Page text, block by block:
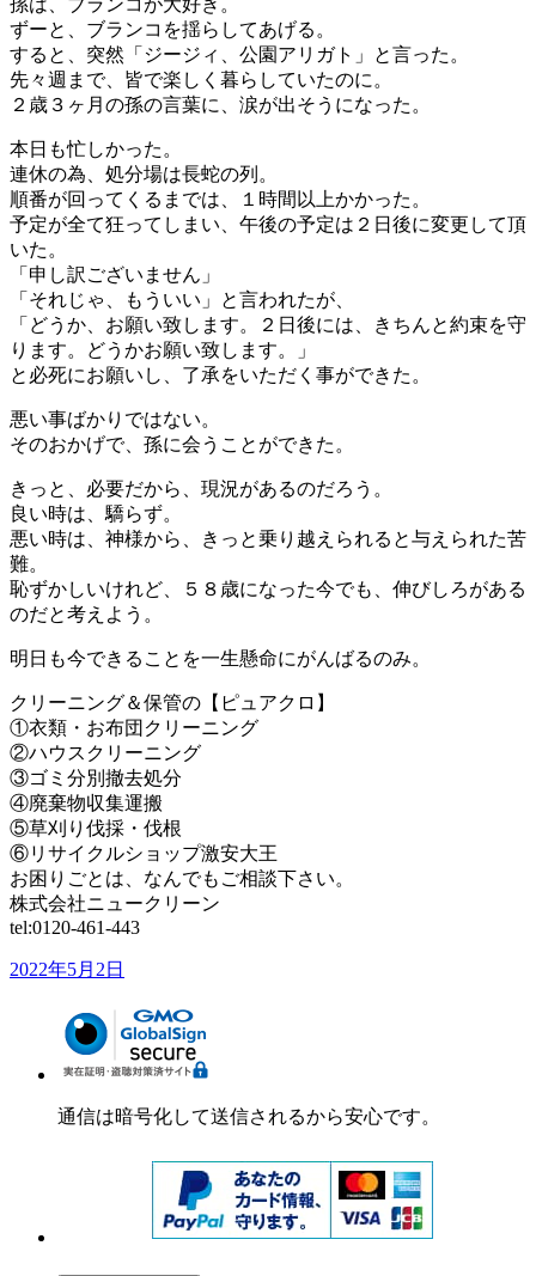
孫は、ブランコが大好き。
ずーと、ブランコを揺らしてあげる。
すると、突然「ジージィ、公園アリガト」と言った。
先々週まで、皆で楽しく暮らしていたのに。
２歳３ヶ月の孫の言葉に、涙が出そうになった。
本日も忙しかった。
連休の為、処分場は長蛇の列。
順番が回ってくるまでは、１時間以上かかった。
予定が全て狂ってしまい、午後の予定は２日後に変更して頂
いた。
「申し訳ございません」
「それじゃ、もういい」と言われたが、
「どうか、お願い致します。２日後には、きちんと約束を守
ります。どうかお願い致します。」
と必死にお願いし、了承をいただく事ができた。
悪い事ばかりではない。
そのおかげで、孫に会うことができた。
きっと、必要だから、現況があるのだろう。
良い時は、驕らず。
悪い時は、神様から、きっと乗り越えられると与えられた苦
難。
恥ずかしいけれど、５８歳になった今でも、伸びしろがある
のだと考えよう。
明日も今できることを一生懸命にがんばるのみ。
クリーニング＆保管の【ピュアクロ】
①衣類・お布団クリーニング
②ハウスクリーニング
③ゴミ分別撤去処分
④廃棄物収集運搬
⑤草刈り伐採・伐根
⑥リサイクルショップ激安大王
お困りごとは、なんでもご相談下さい。
株式会社ニュークリーン
tel:0120-461-443
投
2022年5月2日
通信は暗号化して送信されるから安心です。